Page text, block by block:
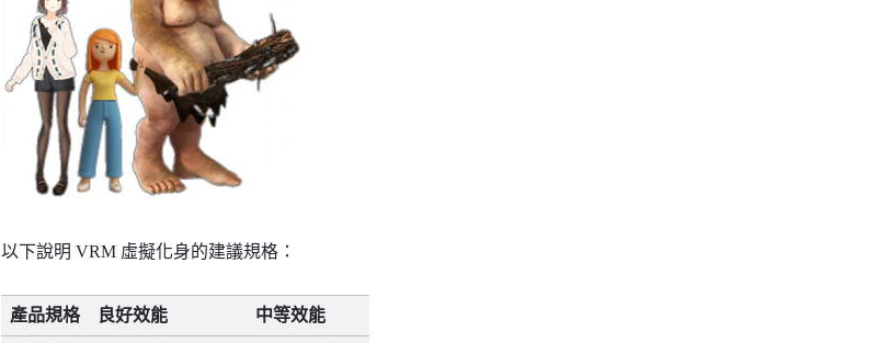
以下說明 VRM 虛擬化身的建議規格：
產品規格 良好效能 中等效能